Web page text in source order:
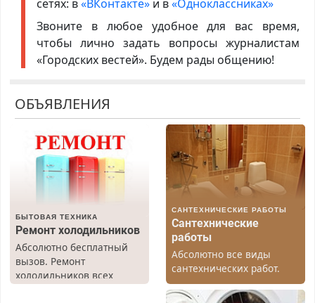
сетях: в«ВКонтакте»и в«Одноклассниках»
Звоните в любое удобное для вас время,
чтобы лично задать вопросы журналистам
«Городских вестей». Будем рады общению!
ОБЪЯВЛЕНИЯ
БЫТОВАЯ ТЕХНИКА
Ремонт холодильников
Абсолютно бесплатный
вызов. Ремонт
холодильников всех
САНТЕХНИЧЕСКИЕ РАБОТЫ
Сантехнические
работы
Абсолютно все виды
сантехнических работ.
Быстро. Качественно.
Недорого.